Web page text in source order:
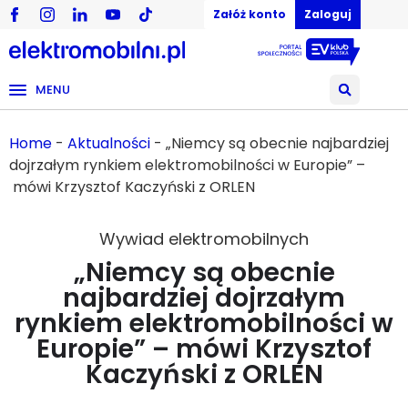
Załóż konto Zaloguj
MENU
Home - Aktualności - „Niemcy są obecnie najbardziej
dojrzałym rynkiem elektromobilności w Europie” –
mówi Krzysztof Kaczyński z ORLEN
Wywiad elektromobilnych
„Niemcy są obecnie
najbardziej dojrzałym
rynkiem elektromobilności w
Europie” – mówi Krzysztof
Kaczyński z ORLEN